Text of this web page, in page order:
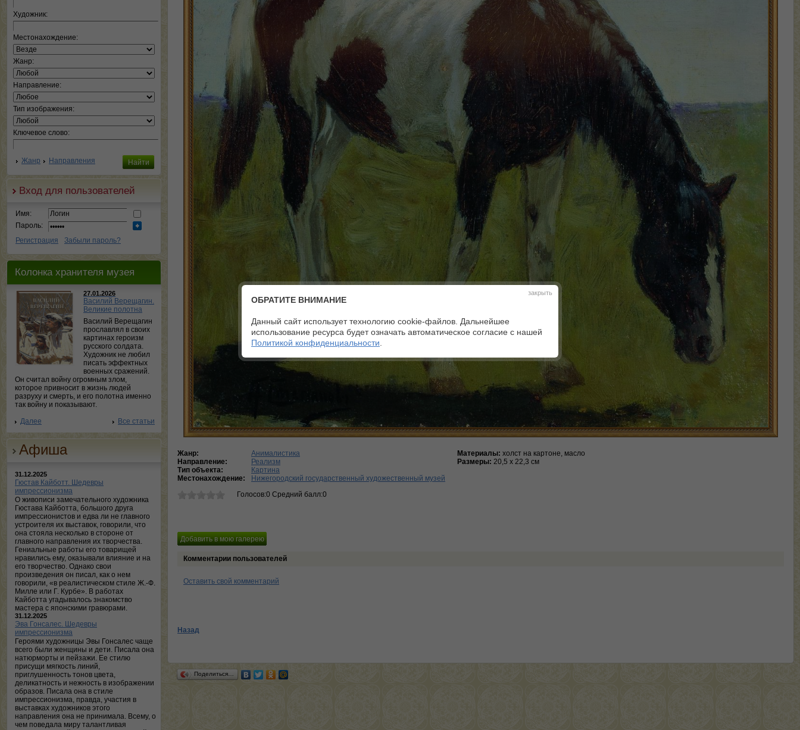
Художник:
Местонахождение:
Жанр:
Направление:
Тип изображения:
Ключевое слово:
Жанр Направления
Вход для пользователей
Имя:
Пароль:
Регистрация
Забыли пароль?
Колонка хранителя музея
27.01.2026
Василий Верещагин.
Великие полотна
Василий Верещагин
прославлял в своих
картинах героизм
русского солдата.
Художник не любил
писать эффектных
военных сражений.
Он считал войну огромным злом,
которое привносит в жизнь людей
разруху и смерть, и его полотна именно
так войну и показывают.
Далее
Все статьи
Афиша
31.12.2025
Гюстав Кайботт. Шедевры
импрессионизма
О живописи замечательного художника
Гюстава Кайботта, большого друга
импрессионистов и едва ли не главного
устроителя их выставок, говорили, что
она стояла несколько в стороне от
главного направления их творчества.
Гениальные работы его товарищей
нравились ему, оказывали влияние и на
его творчество. Однако свои
произведения он писал, как о нем
говорили, «в реалистическом стиле Ж.-Ф.
Милле или Г. Курбе». В работах
Кайботта угадывалось знакомство
мастера с японскими гравюрами.
31.12.2025
Эва Гонсалес. Шедевры
импрессионизма
Героями художницы Эвы Гонсалес чаще
всего были женщины и дети. Писала она
натюрморты и пейзажи. Ее стилю
присущи мягкость линий,
приглушенность тонов цвета,
деликатность и нежность в изображении
образов. Писала она в стиле
импрессионизма, правда, участия в
выставках художников этого
направления она не принимала. Всему, о
чем поведала миру талантливая
Жанр:
Анималистика
Направление:
Реализм
Тип объекта:
Картина
Местонахождение:
Нижегородский государственный художественный музей
Голосов:0 Средний балл:0
Материалы: холст на картоне, масло
Размеры: 20,5 х 22,3 см
Комментарии пользователей
Оставить свой комментарий
Назад
Поделиться…
закрыть
ОБРАТИТЕ ВНИМАНИЕ
Данный сайт использует технологию cookie-файлов. Дальнейшее
использование ресурса будет означать автоматическое согласие с нашей
Политикой конфиденциальности